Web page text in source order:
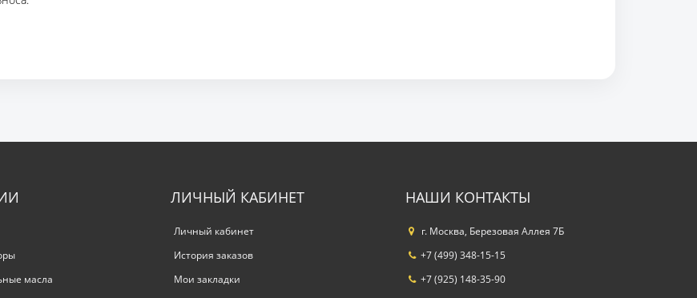
масла
ЛИЧНЫЙ КАБИНЕТ
Личный кабинет
История заказов
Мои закладки
НАШИ КОНТАКТЫ
г. Москва, Березовая Аллея 7Б
+7 (499) 348-15-15
+7 (925) 148-35-90